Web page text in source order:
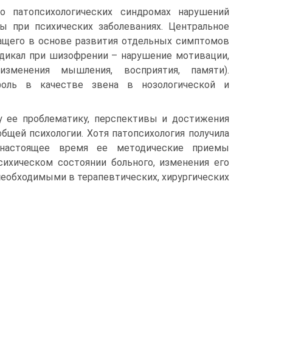
патопсихологических синдромах нарушений
при психических заболеваниях. Центральное
в основе развития отдельных симптомов
при шизофрении – нарушение мотивации,
мышления, восприятия, памяти).
в качестве звена в нозологической и
ее проблематику, перспективы и достижения
психологии. Хотя патопсихология получила
время ее методические приемы
состоянии больного, изменения его
в терапевтических, хирургических